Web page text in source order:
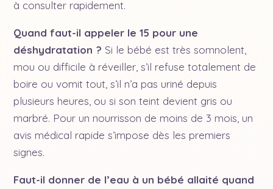
à consulter rapidement.
Quand faut-il appeler le 15 pour une
déshydratation ? Si le bébé est très somnolent,
mou ou difficile à réveiller, s’il refuse totalement de
boire ou vomit tout, s’il n’a pas uriné depuis
plusieurs heures, ou si son teint devient gris ou
marbré. Pour un nourrisson de moins de 3 mois, un
avis médical rapide s’impose dès les premiers
signes.
Faut-il donner de l’eau à un bébé allaité quand